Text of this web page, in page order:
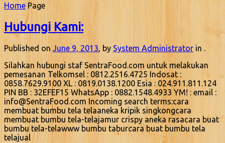
Home Page
Hubungi Kami:
Published on June 9, 2013, by System Administrator in .
Silahkan hubungi staf SentraFood.com untuk melakukan
pemesanan Telkomsel : 0812.2516.4725 Indosat :
0858.7629.9100 XL : 0819.0138.1200 Esia : 024.911.811.124
PIN BB : 32EFEF15 WhatsApp : 0882.1548.4933 YM! : email :
info@SentraFood.com Incoming search terms:cara
membuat bumbu tela telaaneka kripik singkongcara
membuat bumbu tela-telajamur crispy aneka rasacara buat
bumbu tela-telawww bumbu taburcara buat bumbu tela
telajual